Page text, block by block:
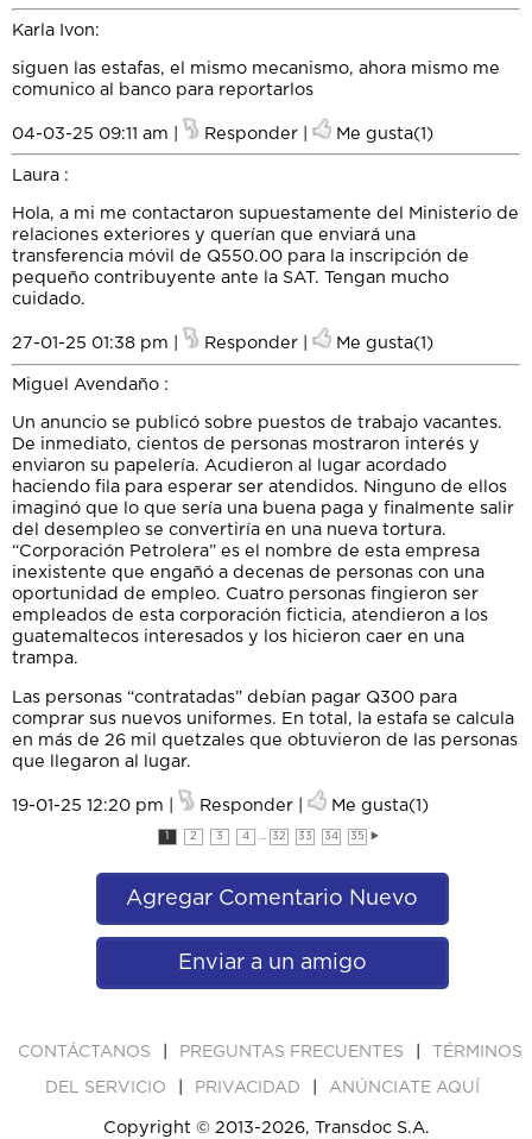
Karla Ivon:
siguen las estafas, el mismo mecanismo, ahora mismo me
comunico al banco para reportarlos
04-03-25 09:11 am | Responder Me gusta(1)
Laura :
Hola, a mi me contactaron supuestamente del Ministerio de
relaciones exteriores y querían que enviará una
transferencia móvil de Q550.00 para la inscripción de
pequeño contribuyente ante la SAT. Tengan mucho
cuidado.
27-01-25 01:38 pm | Responder Me gusta(1)
Miguel Avendaño :
Un anuncio se publicó sobre puestos de trabajo vacantes.
De inmediato, cientos de personas mostraron interés y
enviaron su papelería. Acudieron al lugar acordado
haciendo fila para esperar ser atendidos. Ninguno de ellos
imaginó que lo que sería una buena paga y finalmente salir
del desempleo se convertiría en una nueva tortura.
“Corporación Petrolera” es el nombre de esta empresa
inexistente que engañó a decenas de personas con una
oportunidad de empleo. Cuatro personas fingieron ser
empleados de esta corporación ficticia, atendieron a los
guatemaltecos interesados y los hicieron caer en una
trampa.
Las personas “contratadas” debían pagar Q300 para
comprar sus nuevos uniformes. En total, la estafa se calcula
en más de 26 mil quetzales que obtuvieron de las personas
que llegaron al lugar.
19-01-25 12:20 pm | Responder Me gusta(1)
2 3 4 ... 32 33 34 35
Agregar Comentario Nuevo
Enviar a un amigo
CONTÁCTANOS PREGUNTAS FRECUENTES TÉRMINOS
DEL SERVICIO PRIVACIDAD ANÚNCIATE AQUÍ
Copyright © 2013-2026, Transdoc S.A.